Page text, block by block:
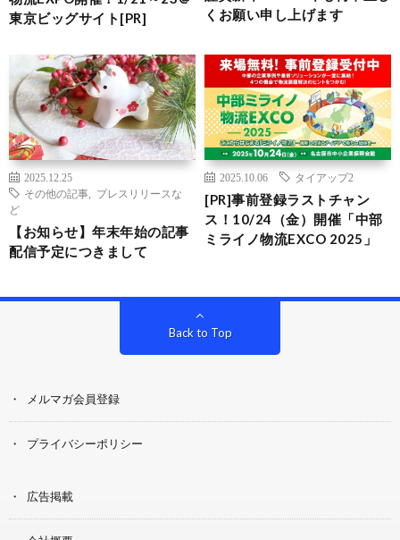
東京ビッグサイト[PR]
くお願い申し上げます
2025.12.25
その他の記事
プレスリリースな
ど
【お知らせ】年末年始の記事
配信予定につきまして
2025.10.06 タイアップ2
[PR]事前登録ラストチャン
ス！10/24（金）開催「中部
ミライノ物流EXCO 2025」
Back to Top
メルマガ会員登録
プライバシーポリシー
広告掲載